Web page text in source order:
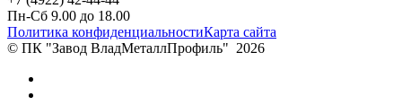
Пн-Сб 9.00 до 18.00
Политика конфиденциальностиКарта сайта
© ПК "Завод ВладМеталлПрофиль" 2026